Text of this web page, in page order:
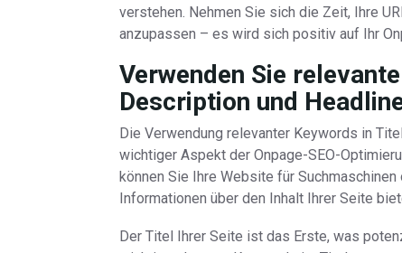
verstehen. Nehmen Sie sich die Zeit, Ihre
anzupassen – es wird sich positiv auf Ihr
Verwenden Sie
Description und
Die Verwendung relevanter Keywords in
wichtiger Aspekt der Onpage-SEO-
können Sie Ihre Website für
Informationen über den Inhalt Ihrer Seite
Der Titel Ihrer Seite ist das Erste, was